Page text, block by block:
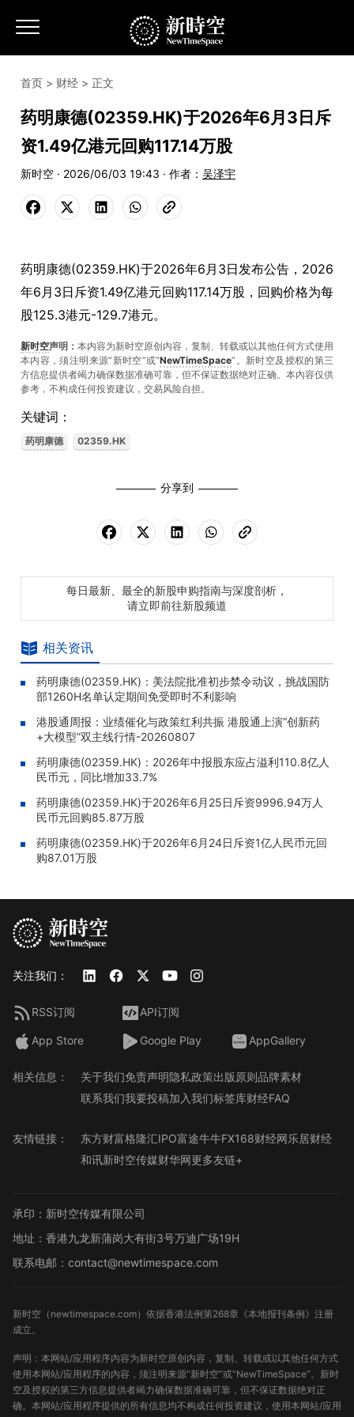
首页 > 财经 > 正文
药明康德(02359.HK)于2026年6月3日斥
资1.49亿港元回购117.14万股
新时空 · 2026/06/03 19:43 · 作者： 吴泽宇
药明康德(02359.HK)于2026年6月3日发布公告，2026
年6月3日斥资1.49亿港元回购117.14万股，回购价格为每
股125.3港元-129.7港元。
新时空声明： 本内容为新时空原创内容，复制、转载或以其他任何方式使用
本内容，须注明来源“新时空”或“NewTimeSpace”。新时空及授权的第三
方信息提供者竭力确保数据准确可靠，但不保证数据绝对正确。本內容仅供
参考，不构成任何投资建议，交易风险自担。
关键词：
药明康德 02359.HK
分享到
每日最新、最全的新股申购指南与深度剖析，
请立即前往新股频道
相关资讯
药明康德(02359.HK)：美法院批准初步禁令动议，挑战国防
部1260H名单认定期间免受即时不利影响
港股通周报：业绩催化与政策红利共振 港股通上演“创新药
+大模型”双主线行情-20260807
药明康德(02359.HK)：2026年中报股东应占溢利110.8亿人
民币元，同比增加33.7%
药明康德(02359.HK)于2026年6月25日斥资9996.94万人
民币元回购85.87万股
药明康德(02359.HK)于2026年6月24日斥资1亿人民币元回
购87.01万股
关注我们：
RSS订阅 API订阅
App Store Google Play AppGallery
相关信息： 关于我们免责声明隐私政策出版原则品牌素材
联系我们我要投稿加入我们标签库财经FAQ
友情链接： 东方财富格隆汇IPO富途牛牛FX168财经网乐居财经
和讯新时空传媒财华网更多友链+
承印：新时空传媒有限公司
地址：香港九龙新蒲岗大有街3号万迪广场19H
联系电邮：contact@newtimespace.com
新时空（ newtimespace.com）依据香港法例第268章《本地报刊条例》注册
成立。
声明：本网站/应用程序内容为新时空原创内容，复制、转载或以其他任何方式
使用本网站/应用程序的内容，须注明来源“新时空”或“NewTimeSpace”。新时
空及授权的第三方信息提供者竭力确保数据准确可靠，但不保证数据绝对正
确。本网站/应用程序提供的所有信息均不构成任何投资建议，使用本网站/应用